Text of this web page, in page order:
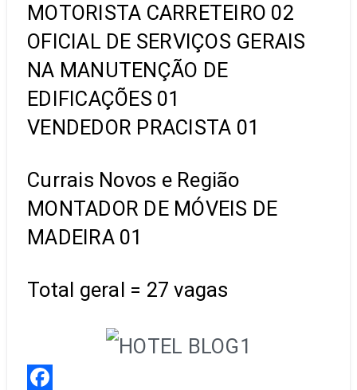
MOTORISTA CARRETEIRO 02
OFICIAL DE SERVIÇOS GERAIS
NA MANUTENÇÃO DE
EDIFICAÇÕES 01
VENDEDOR PRACISTA 01
Currais Novos e Região
MONTADOR DE MÓVEIS DE
MADEIRA 01
Total geral = 27 vagas